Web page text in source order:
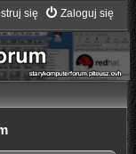
Zaloguj się
się